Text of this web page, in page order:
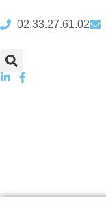
02.33.27.61.02